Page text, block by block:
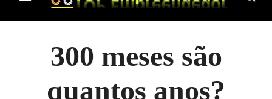
300 meses são
quantos anos?